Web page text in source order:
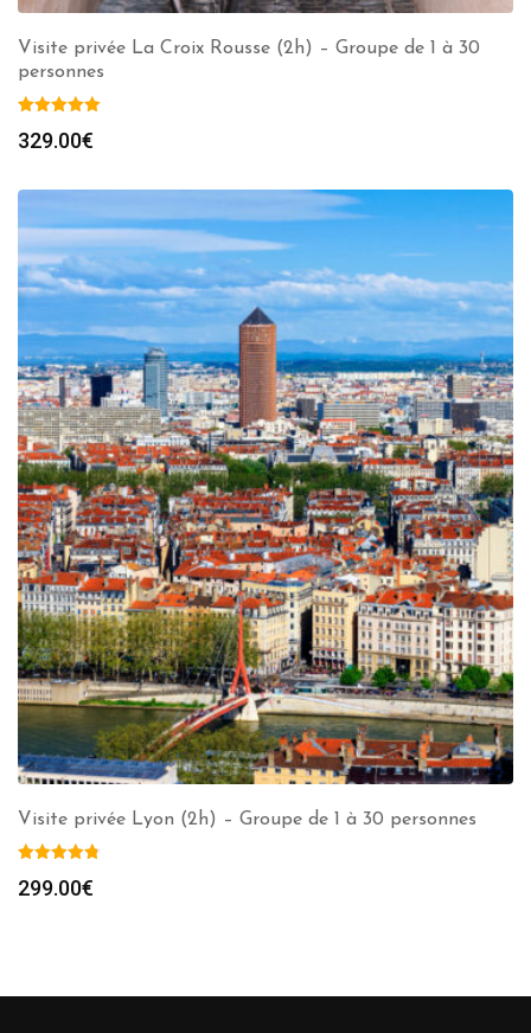
Visite privée La Croix Rousse (2h) – Groupe de 1 à 30
personnes
329.00€
Visite privée Lyon (2h) – Groupe de 1 à 30 personnes
299.00€